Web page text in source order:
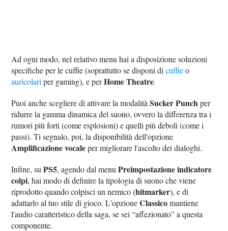
Ad ogni modo, nel relativo menu hai a disposizione soluzioni
specifiche per le cuffie (soprattutto se disponi dicuffieo
auricolari per gaming), e perHome Theatre.
Puoi anche scegliere di attivare la modalitàSucker Punchper
ridurre la gamma dinamica del suono, ovvero la differenza tra i
rumori più forti (come esplosioni) e quelli più deboli (come i
passi). Ti segnalo, poi, la disponibilità dell'opzione
Amplificazione vocaleper migliorare l'ascolto dei dialoghi.
Infine, suPS5, agendo dal menuPreimpostazione indicatore
colpi, hai modo di definire la tipologia di suono che viene
riprodotto quando colpisci un nemico (hitmarker), e di
adattarlo al tuo stile di gioco. L'opzioneClassicomantiene
l'audio caratteristico della saga, se sei “affezionato” a questa
componente.